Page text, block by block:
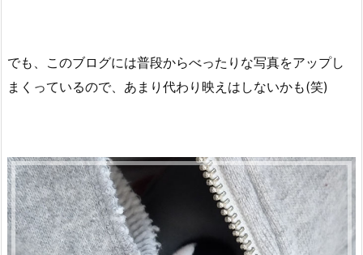
でも、このブログには普段からべったりな写真をアップし
まくっているので、あまり代わり映えはしないかも(笑)